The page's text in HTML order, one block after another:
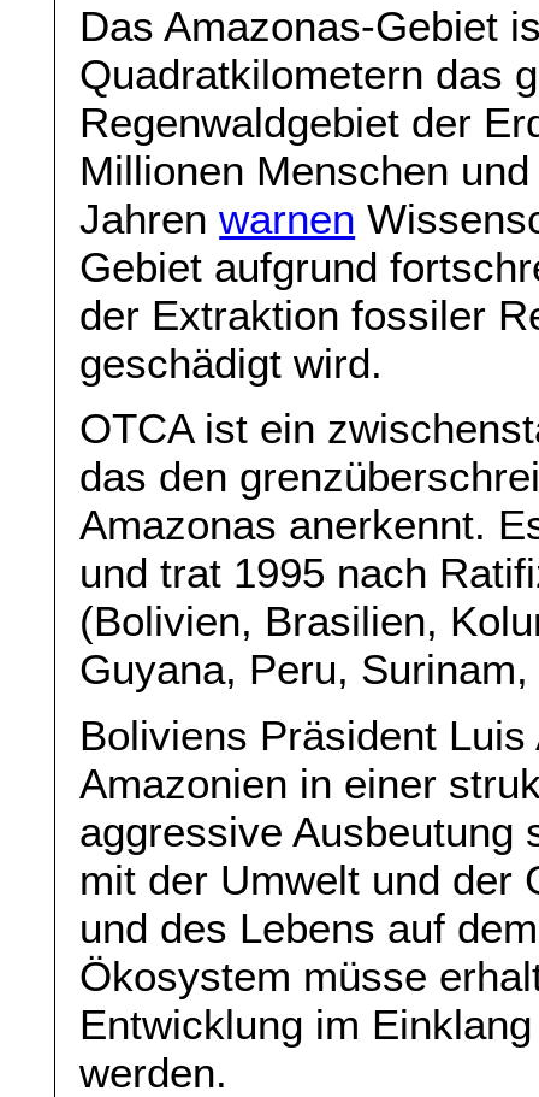
Das Amazonas-Gebiet
Quadratkilometern das
Regenwaldgebiet der
Millionen Menschen
Jahrenwarnen
Gebiet aufgrund
der Extraktion fossiler
geschädigt wird.
OTCA ist ein
das den
Amazonas anerkennt.
und trat 1995 nach
(Bolivien, Brasilien,
Guyana, Peru,
Boliviens Präsident
Amazonien in einer
aggressive Ausbeutung
mit der Umwelt und der
und des Lebens auf
Ökosystem müsse
Entwicklung im
werden.